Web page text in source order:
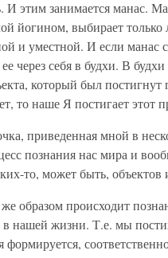
И этим занимается манас.
йогином, выбирает
и уместной. И если
через себя в будхи. В
который был
то наше Я постигает этот
приведенная мной в
познания нас мира и
то, может быть,
образом происходит
нашей жизни. Т.е. мы
формируется,